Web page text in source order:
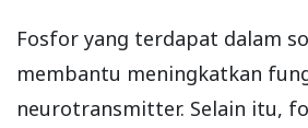
Fosfor yang terdapat dalam
membantu meningkatkan
neurotransmitter. Selain itu,